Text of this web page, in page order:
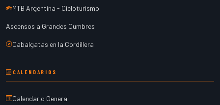
MTB Argentina - Cicloturismo
Ascensos a Grandes Cumbres
Cabalgatas en la Cordillera
CALENDARIOS
Calendario General